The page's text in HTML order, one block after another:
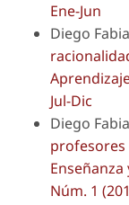
Ene-Jun
Diego
Jul-Dic
Diego
profesores
Enseñanza
Núm. 1